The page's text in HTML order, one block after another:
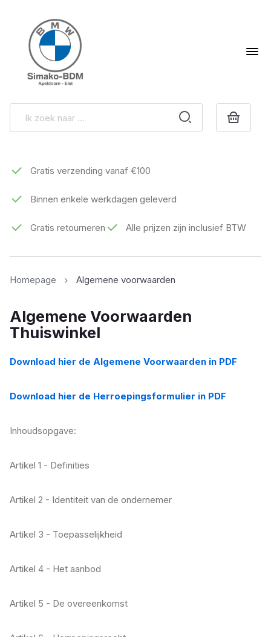
Gratis verzending vanaf €100
Binnen enkele werkdagen geleverd
Gratis retourneren Alle prijzen zijn inclusief BTW
Homepage Algemene voorwaarden
Algemene Voorwaarden
Thuiswinkel
Download hier de Algemene Voorwaarden in PDF
Download hier de Herroepingsformulier in PDF
Inhoudsopgave:
Artikel 1 - Definities
Artikel 2 - Identiteit van de ondernemer
Artikel 3 - Toepasselijkheid
Artikel 4 - Het aanbod
Artikel 5 - De overeenkomst